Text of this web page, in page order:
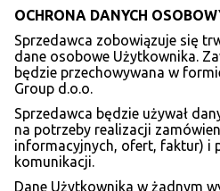
OCHRONA DANYCH
Sprzedawca zobowiązuje się
dane osobowe Użytkownika.
będzie przechowywana w
Group d.o.o.
Sprzedawca będzie używał
na potrzeby realizacji
informacyjnych, ofert, faktur) i
komunikacji.
Dane Użytkownika w żadnym